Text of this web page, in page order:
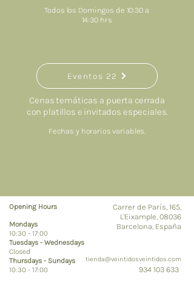
Todos los Domingos de 10:30 a
14:30 hrs
Eventos 22
Cenas temáticas a puerta cerrada
con platillos e invitados especiales.
Fechas y horarios variables.
Opening Hours
Mondays
10:30 - 17:00​
Tuesdays - Wednesdays
Closed
Thursdays - Sundays
10:30 - 17:00​
Carrer de París, 165,
L'Eixample, 08036
Barcelona, España
934 103 633
tienda@veintidosveintidos.com